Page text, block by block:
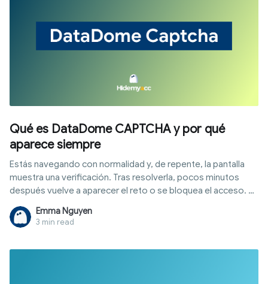
Qué es DataDome CAPTCHA y por qué
aparece siempre
Estás navegando con normalidad y, de repente, la pantalla
muestra una verificación. Tras resolverla, pocos minutos
después vuelve a aparecer el reto o se bloquea el acceso. El
problema suele estar en las señales secundarias que hacen
que el sistema desconfíe de tu sesión. Este artículo explica
cómo funciona DataDome CAPTCHA, por qué enfrentas
Emma Nguyen
3 min read